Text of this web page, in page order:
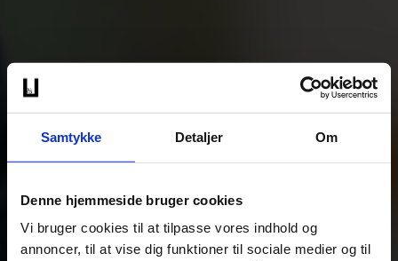
Samtykke Detaljer Om
Denne hjemmeside bruger cookies
Vi bruger cookies til at tilpasse vores indhold og
annoncer, til at vise dig funktioner til sociale medier og til